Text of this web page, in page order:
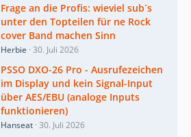
Frage an die Profis: wieviel sub´s
unter den Topteilen für ne Rock
cover Band machen Sinn
Herbie 30. Juli 2026
PSSO DXO-26 Pro - Ausrufezeichen
im Display und kein Signal-Input
über AES/EBU (analoge Inputs
funktionieren)
Hanseat 30. Juli 2026